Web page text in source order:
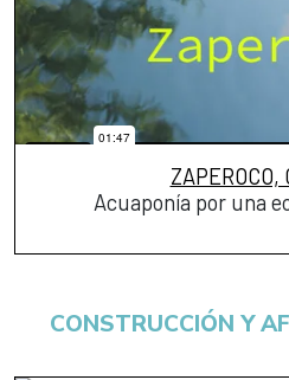
ZAPEROCO,
Acuaponía por una
CONSTRUCCIÓN Y